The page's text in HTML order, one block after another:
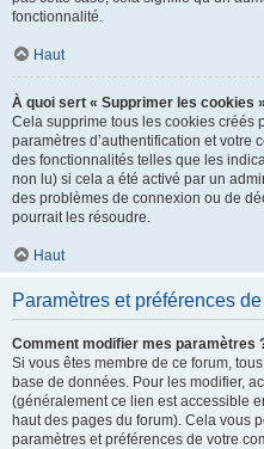
fonctionnalité.
Haut
À quoi sert « Supprimer les cookies
Cela supprime tous les cookies créés
paramètres d’authentification et votre
des fonctionnalités telles que les
non lu) si cela a été activé par un
des problèmes de connexion ou de
pourrait les résoudre.
Haut
Paramètres et préférences
Comment modifier mes paramètres
Si vous êtes membre de ce forum,
base de données. Pour les modifier,
(généralement ce lien est accessible
haut des pages du forum). Cela vous
paramètres et préférences de votre